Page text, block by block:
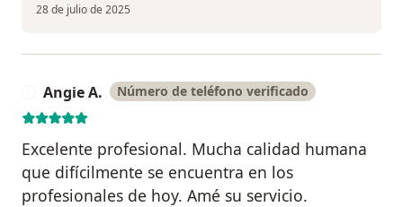
28 de julio de 2025
Angie A. Número de teléfono verificado
Excelente profesional. Mucha calidad humana
que difícilmente se encuentra en los
profesionales de hoy. Amé su servicio.